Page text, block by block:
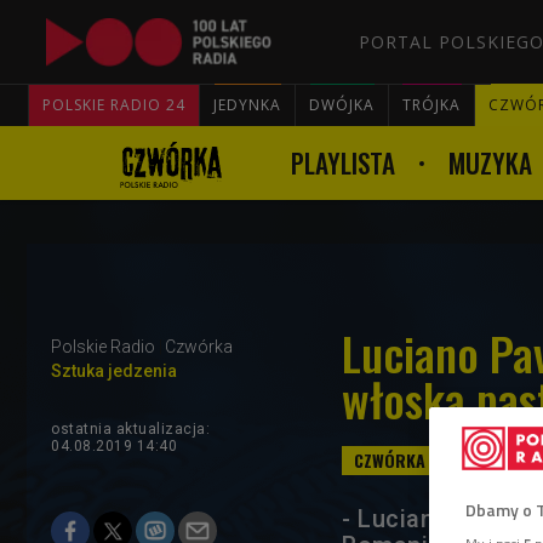
PORTAL
POLSKIE RADIO 24 JEDYNKA DWÓJKA TRÓJKA
PLAYLISTA MUZYKA
Polskie Radio
Czwórka
Sztuka jedzenia
Luciano
włoską
ostatnia aktualizacja:
04.08.2019 14:40
- Luciano
Dbamy o